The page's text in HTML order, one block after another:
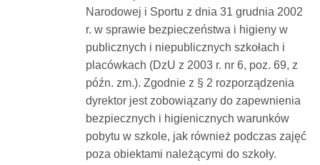
Narodowej i Sportu z dnia 31 grudnia 2002
r. w sprawie bezpieczeństwa i higieny w
publicznych i niepublicznych szkołach i
placówkach (DzU z 2003 r. nr 6, poz. 69, z
późn. zm.). Zgodnie z § 2 rozporządzenia
dyrektor jest zobowiązany do zapewnienia
bezpiecznych i higienicznych warunków
pobytu w szkole, jak również podczas zajęć
poza obiektami należącymi do szkoły.